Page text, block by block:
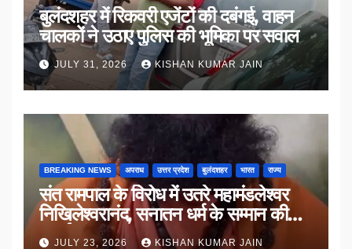
बुलंदशहर में रिकवरी एजेंटों की दबंगई, वाहन
चालकों ने उठाए पुलिस की भूमिका पर सवाल
JULY 31, 2026 KISHAN KUMAR JAIN
BREAKING NEWS अपराध उत्तर प्रदेश बुलंदशहर भारत राज्य
संत रामपाल के विरोध में उतरे महामंडलेश्वर
निखिलेश्वरानंद, सनातन धर्म के सम्मान की
उठाई मांग
JULY 23, 2026 KISHAN KUMAR JAIN